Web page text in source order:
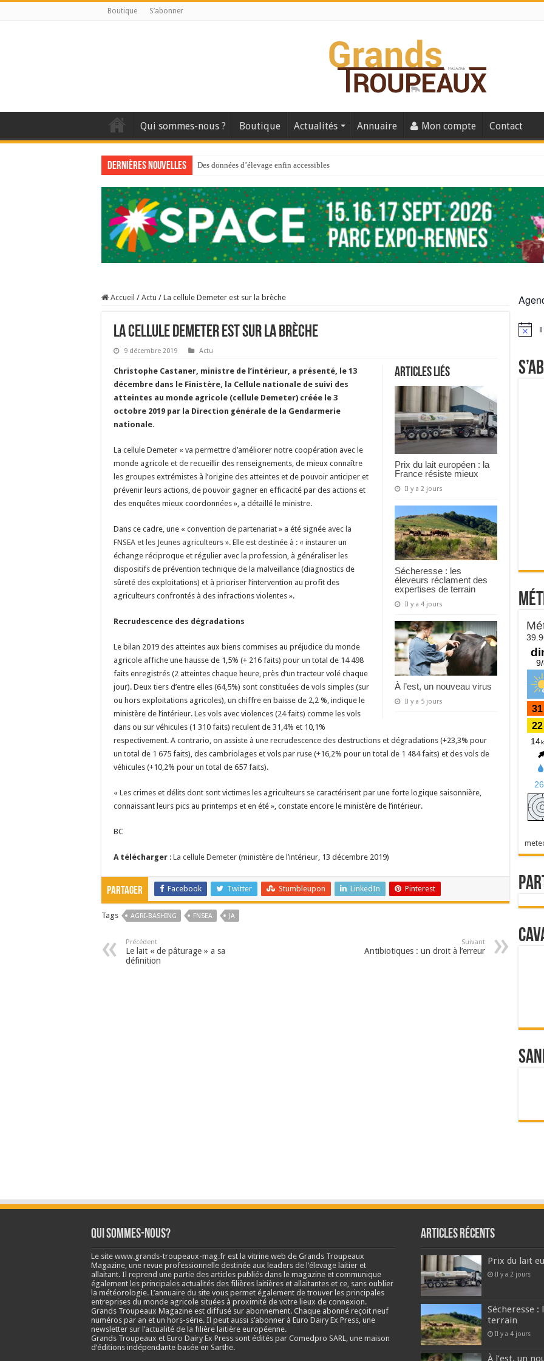
Boutique S’abonner
Qui sommes-nous ? Boutique Actualités Annuaire Mon compte Contact
Dernières nouvelles Des données d’élevage enfin accessibles
Au sommaire du premier numéro de 2025
Au sommaire de GTM 110
Aidez-nous à améliorer la santé de vos veaux !
Au sommaire de GTM 91
Sécheresse : les éleveurs réclament des expertises de terrain
Accueil / Actu / La cellule Demeter est sur la brèche
La cellule Demeter est sur la brèche
9 décembre 2019 Actu
Articles liés
Prix du lait européen : la
France résiste mieux
Il y a 2 jours
Sécheresse : les
éleveurs réclament des
expertises de terrain
Il y a 4 jours
À l’est, un nouveau virus
Il y a 5 jours
Christophe Castaner, ministre de l’intérieur, a présenté, le 13
décembre dans le Finistère, la Cellule nationale de suivi des
atteintes au monde agricole (cellule Demeter) créée le 3
octobre 2019 par la Direction générale de la Gendarmerie
nationale.
La cellule Demeter « va permettre d’améliorer notre coopération avec le
monde agricole et de recueillir des renseignements, de mieux connaître
les groupes extrémistes à l’origine des atteintes et de pouvoir anticiper et
prévenir leurs actions, de pouvoir gagner en efficacité par des actions et
des enquêtes mieux coordonnées », a détaillé le ministre.
Dans ce cadre, une « convention de partenariat » a été signée avec la
FNSEA et les Jeunes agriculteurs ». Elle est destinée à : « instaurer un
échange réciproque et régulier avec la profession, à généraliser les
dispositifs de prévention technique de la malveillance (diagnostics de
sûreté des exploitations) et à prioriser l’intervention au profit des
agriculteurs confrontés à des infractions violentes ».
Recrudescence des dégradations
Le bilan 2019 des atteintes aux biens commises au préjudice du monde
agricole affiche une hausse de 1,5% (+ 216 faits) pour un total de 14 498
faits enregistrés (2 atteintes chaque heure, près d’un tracteur volé chaque
jour). Deux tiers d’entre elles (64,5%) sont constituées de vols simples (sur
ou hors exploitations agricoles), un chiffre en baisse de 2,2 %, indique le
ministère de l’intérieur. Les vols avec violences (24 faits) comme les vols
dans ou sur véhicules (1 310 faits) reculent de 31,4% et 10,1%
respectivement. A contrario, on assiste à une recrudescence des destructions et dégradations (+23,3% pour
un total de 1 675 faits), des cambriolages et vols par ruse (+16,2% pour un total de 1 484 faits) et des vols de
véhicules (+10,2% pour un total de 657 faits).
« Les crimes et délits dont sont victimes les agriculteurs se caractérisent par une forte logique saisonnière,
connaissant leurs pics au printemps et en été », constate encore le ministère de l’intérieur.
BC
A télécharger : La cellule Demeter (ministère de l’intérieur, 13 décembre 2019)
Partager Facebook Twitter Stumbleupon LinkedIn Pinterest
Tags AGRI-BASHING FNSEA JA
Précédent
Le lait « de pâturage » a sa
définition
Suivant
Antibiotiques : un droit à l’erreur
Notice
Qui sommes-nous?
Le site www.grands-troupeaux-mag.fr est la vitrine web de Grands Troupeaux
Magazine, une revue professionnelle destinée aux leaders de l’élevage laitier et
allaitant. Il reprend une partie des articles publiés dans le magazine et communique
également les principales actualités des filières laitières et allaitantes et ce, sans oublier
la météorologie. L’annuaire du site vous permet également de trouver les principales
entreprises du monde agricole situées à proximité de votre lieux de connexion.
Grands Troupeaux Magazine est diffusé sur abonnement. Chaque abonné reçoit neuf
numéros par an et un hors-série. Il peut aussi s’abonner à Euro Dairy Ex Press, une
newsletter sur l’actualité de la filière laitière européenne.
Grands Troupeaux et Euro Dairy Ex Press sont édités par Comedpro SARL, une maison
d’éditions indépendante basée en Sarthe.
Articles récents
Prix du lait
Il y a 2 jours
Sécheresse
terrain
Il y a 4 jours
À l’est, un